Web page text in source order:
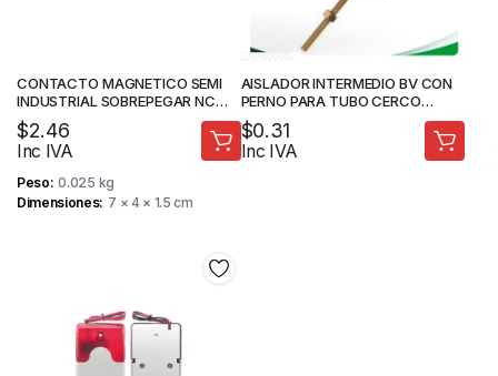
CONTACTO MAGNETICO SEMI
INDUSTRIAL SOBREPEGAR NC
5/8″ – STV
$2.46
Inc IVA
Peso 0.025 kg
Dimensiones 7 × 4 × 1.5 cm
AISLADOR INTERMEDIO BV CON
PERNO PARA TUBO CERCO
ELECTRICO
$0.31
Inc IVA